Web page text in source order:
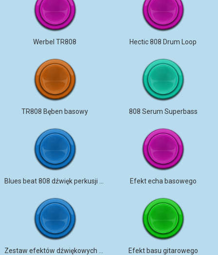
Werbel TR808 Hectic 808 Drum Loop
TR808 Bęben basowy 808 Serum Superbass
Efekt echa basowego
Efekt basu gitarowego